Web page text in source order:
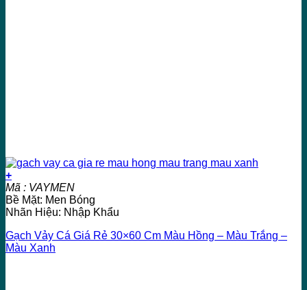
+
Mã : VAYMEN
Bề Mặt: Men Bóng
Nhãn Hiệu: Nhập Khẩu
Gạch Vảy Cá Giá Rẻ 30×60 Cm Màu Hồng – Màu Trắng –
Màu Xanh